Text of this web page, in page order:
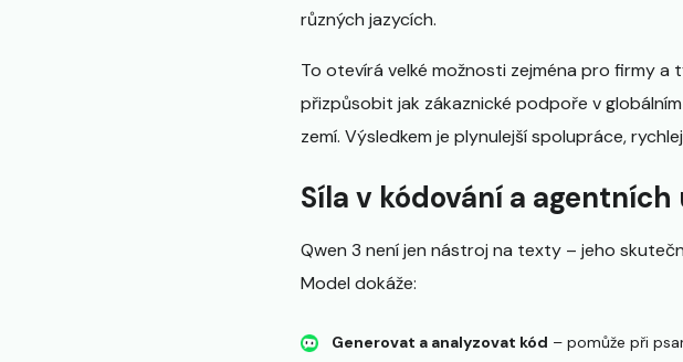
různých jazycích.
To otevírá velké možnosti zejména pro firmy a
přizpůsobit jak zákaznické podpoře v
zemí. Výsledkem je plynulejší spolupráce,
Síla v kódování a agentních
Qwen 3 není jen nástroj na texty – jeho
Model dokáže:
Generovat a analyzovat kód – pomůže při